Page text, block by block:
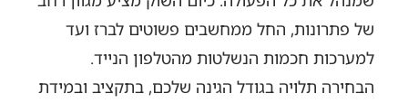
של פתרונות, החל ממחשבים פשוטים לברז ועד
למערכות חכמות הנשלטות מהטלפון הנייד.
הבחירה תלויה בגודל הגינה שלכם, בתקציב ובמידת